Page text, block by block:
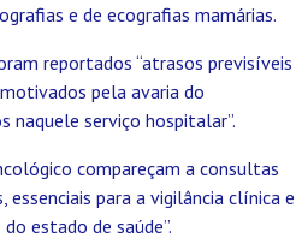
e de ecografias mamárias.
reportados “atrasos previsíveis
pela avaria do
naquele serviço hospitalar”.
compareçam a consultas
para a vigilância clínica e
estado de saúde”.